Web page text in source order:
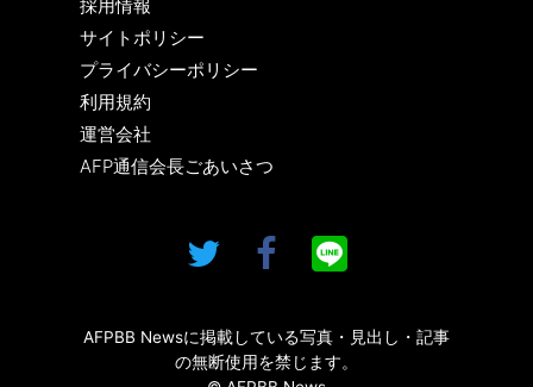
採用情報
サイトポリシー
プライバシーポリシー
利用規約
運営会社
AFP通信会長ごあいさつ
AFPBB Newsに掲載している写真・見出し・記事
の無断使用を禁じます。